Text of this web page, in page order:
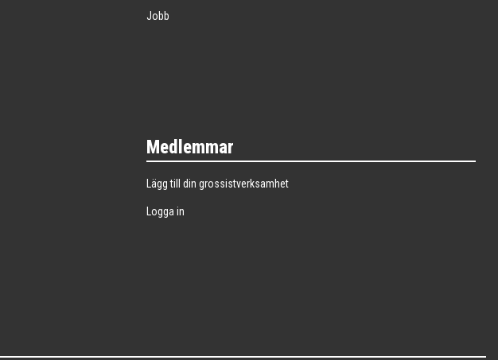
Jobb
Medlemmar
Lägg till din grossistverksamhet
Logga in